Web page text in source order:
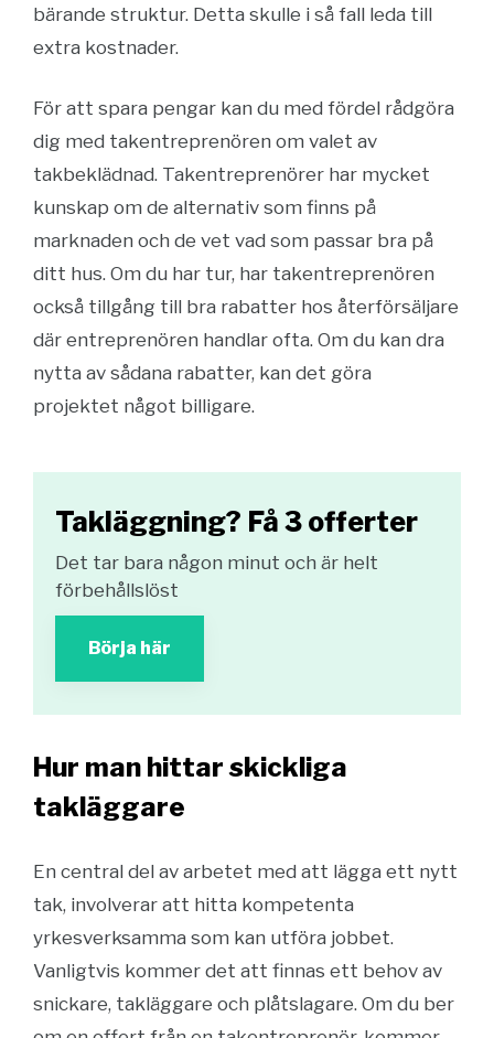
bärande struktur. Detta skulle i så fall leda till
extra kostnader.
För att spara pengar kan du med fördel rådgöra
dig med takentreprenören om valet av
takbeklädnad. Takentreprenörer har mycket
kunskap om de alternativ som finns på
marknaden och de vet vad som passar bra på
ditt hus. Om du har tur, har takentreprenören
också tillgång till bra rabatter hos återförsäljare
där entreprenören handlar ofta. Om du kan dra
nytta av sådana rabatter, kan det göra
projektet något billigare.
Takläggning? Få 3 offerter
Det tar bara någon minut och är helt
förbehållslöst
Börja här
Hur man hittar skickliga
takläggare
En central del av arbetet med att lägga ett nytt
tak, involverar att hitta kompetenta
yrkesverksamma som kan utföra jobbet.
Vanligtvis kommer det att finnas ett behov av
snickare, takläggare och plåtslagare. Om du ber